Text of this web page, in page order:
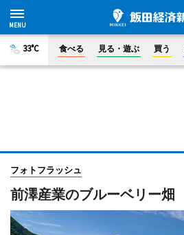
33°C 食べる 見る・遊ぶ 買う
フォトフラッシュ
前澤産業のブルーベリー畑